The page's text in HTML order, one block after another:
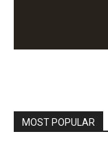
MOST POPULAR